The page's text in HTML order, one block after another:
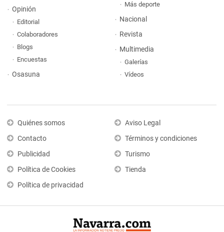
Opinión
Editorial
Colaboradores
Blogs
Encuestas
Osasuna
Más deporte
Nacional
Revista
Multimedia
Galerías
Vídeos
Quiénes somos
Contacto
Publicidad
Política de Cookies
Política de privacidad
Aviso Legal
Términos y condiciones
Turismo
Tienda